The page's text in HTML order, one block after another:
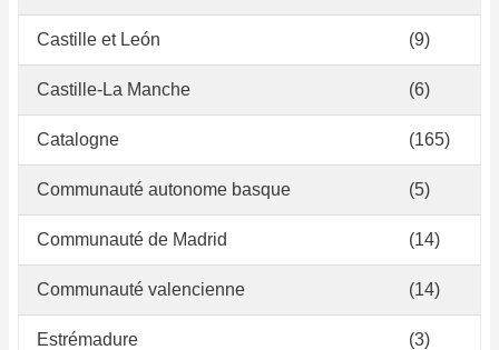
Castille et León (9)
Castille-La Manche (6)
Catalogne (165)
Communauté autonome basque (5)
Communauté de Madrid (14)
Communauté valencienne (14)
Estrémadure (3)